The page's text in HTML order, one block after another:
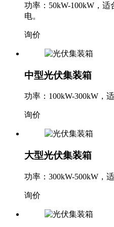
功率：50kW-100kW，
电。
询价
中型光伏集装箱
功率：100kW-300kW，
询价
大型光伏集装箱
功率：300kW-500kW，
询价